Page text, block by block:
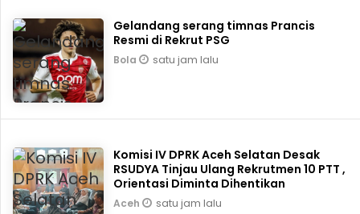
Gelandang serang timnas Prancis
Resmi di Rekrut PSG
Bola satu jam lalu
Komisi IV DPRK Aceh Selatan Desak
RSUDYA Tinjau Ulang Rekrutmen 10 PTT ,
Orientasi Diminta Dihentikan
Aceh satu jam lalu